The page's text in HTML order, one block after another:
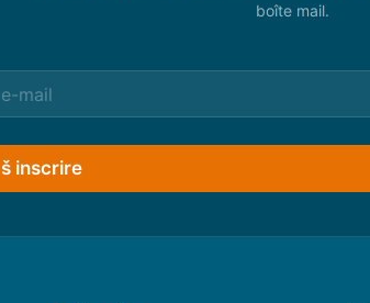
boîte mail.
š inscrire